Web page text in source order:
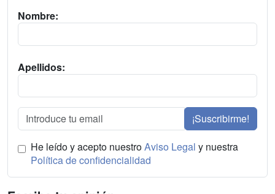
Nombre:
Apellidos:
¡Suscribirme!
He leído y acepto nuestroAviso Legal y nuestra
Política de confidencialidad